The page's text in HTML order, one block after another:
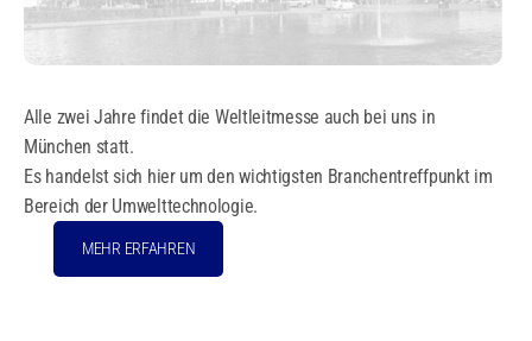
Alle zwei Jahre findet die Weltleitmesse auch bei uns in
München statt.
Es handelst sich hier um den wichtigsten Branchentreffpunkt im
Bereich der Umwelttechnologie.
MEHR ERFAHREN